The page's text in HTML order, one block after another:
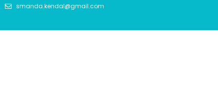
smanda.kendal@gmail.com